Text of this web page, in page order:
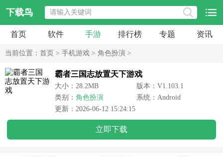
下载鸟
首页 软件 手游 排行榜 专题 资讯
当前位置： 首页 > 手机游戏 > 角色扮演 >
霸者三国志放置天下游戏
大小：28.2MB
版本：V1.103.1
类别： 角色扮演
系统：Android
更新：2026-06-12 15:24:15
立即下载